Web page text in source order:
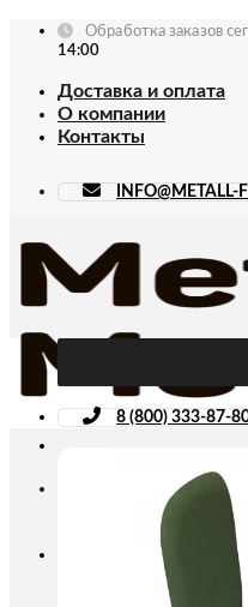
Skip
Обработка заказов
14:00
Доставка и оплата
О компании
Контакты
INFO@METALL-
8 (800) 333-87-